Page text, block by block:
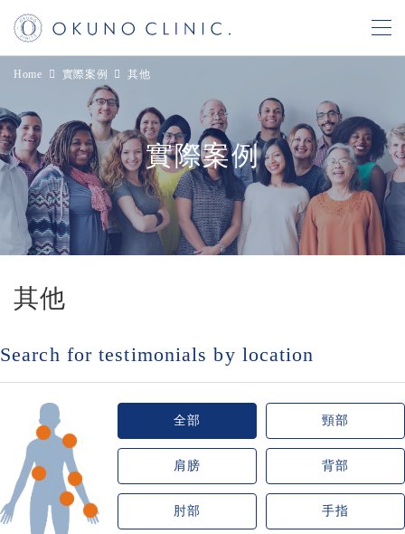
テ
ン
ツ
へ
ゲ
ー
シ
ョ
實際案例
Home 實際案例 其他
其他
Search for testimonials by location
全部 頸部
肩膀 背部
肘部 手指